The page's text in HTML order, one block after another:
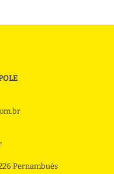
Pernambués